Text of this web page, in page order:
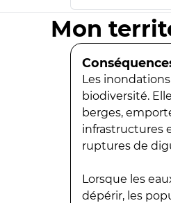
Mon
Les
biodiversité.
berges,
infrastructures
ruptures de
Lorsque les
dépérir, les